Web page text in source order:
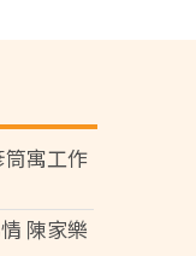
寓工作
陳家樂